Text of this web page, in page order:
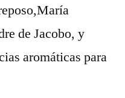
de Jacobo, y
aromáticas para